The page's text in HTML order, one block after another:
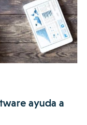
ayuda a